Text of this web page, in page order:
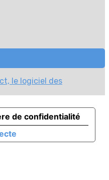
le logiciel des
de confidentialité